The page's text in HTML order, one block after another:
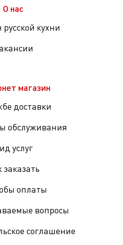
О нас
кухни
магазин
доставки
обслуживания
услуг
заказать
оплаты
вопросы
соглашение